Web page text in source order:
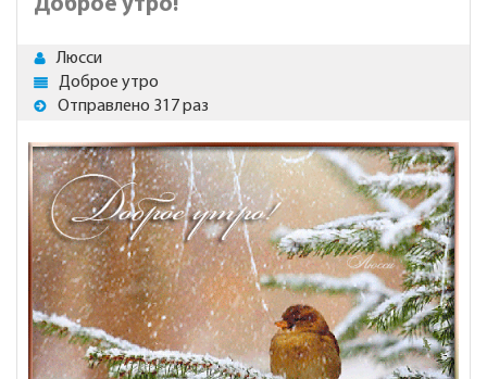
Доброе утро!
Люсси
Доброе утро
Отправлено 317 раз